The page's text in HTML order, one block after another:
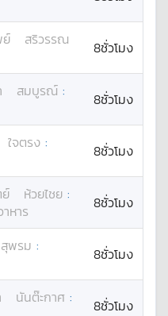
สริวรรณ
8ชั่วโมง
สมบูรณ์ :
8ชั่วโมง
ใจตรง :
8ชั่วโมง
ห้วยไชย :
หาร
8ชั่วโมง
สุพรม :
8ชั่วโมง
นันต๊ะกาศ :
8ชั่วโมง